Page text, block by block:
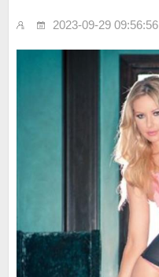
2023-09-29 09:56:56